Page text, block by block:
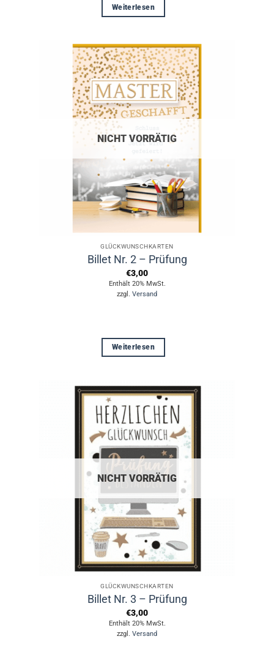
Weiterlesen
NICHT VORRÄTIG
GLÜCKWUNSCHKARTEN
Billet Nr. 2 – Prüfung
€3,00
Enthält 20% MwSt.
zzgl. Versand
Weiterlesen
NICHT VORRÄTIG
GLÜCKWUNSCHKARTEN
Billet Nr. 3 – Prüfung
€3,00
Enthält 20% MwSt.
zzgl. Versand